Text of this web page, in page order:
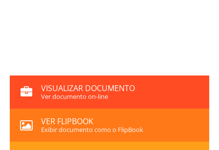
VISUALIZAR DOCUMENTO
Ver documento on-line
VER FLIPBOOK
Exibir documento como o FlipBook